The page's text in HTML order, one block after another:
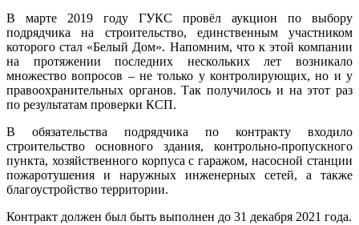
В марте 2019 году ГУКС провёл аукцион по выбору
подрядчика на строительство, единственным участником
которого стал «Белый Дом». Напомним, что к этой компании
на протяжении последних нескольких лет возникало
множество вопросов – не только у контролирующих, но и у
правоохранительных органов. Так получилось и на этот раз
по результатам проверки КСП.
В обязательства подрядчика по контракту входило
строительство основного здания, контрольно-пропускного
пункта, хозяйственного корпуса с гаражом, насосной станции
пожаротушения и наружных инженерных сетей, а также
благоустройство территории.
Контракт должен был быть выполнен до 31 декабря 2021 года.